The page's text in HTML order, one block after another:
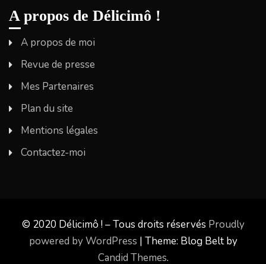
A propos de Délicimô !
A propos de moi
Revue de presse
Mes Partenaires
Plan du site
Mentions légales
Contactez-moi
© 2020 Délicimô ! – Tous droits réservés Proudly
powered by WordPress | Theme: Blog Belt by
Candid Themes.